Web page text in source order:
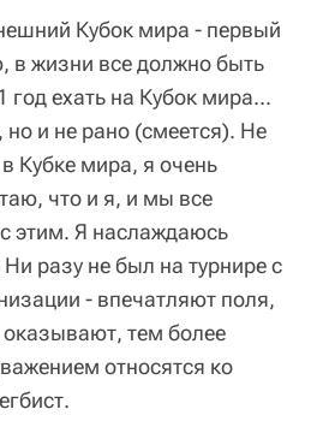
Кубок мира - первый
в жизни все должно быть
год ехать на Кубок мира...
но и не рано (смеется). Не
Кубке мира, я очень
что и я, и мы все
этим. Я наслаждаюсь
разу не был на турнире с
- впечатляют поля,
тем более
относятся ко